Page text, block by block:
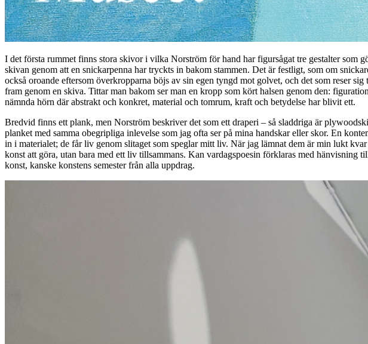
I det första rummet finns stora skivor i vilka Norström för hand har figursågat tre gestalter som
skivan genom att en snickarpenna har tryckts in bakom stammen. Det är festligt, som om
också oroande eftersom överkropparna böjs av sin egen tyngd mot golvet, och det som reser
fram genom en skiva. Tittar man bakom ser man en kropp som kört halsen genom den:
nämnda hörn där abstrakt och konkret, material och tomrum, kraft och betydelse har blivit ett.
Bredvid finns ett plank, men Norström beskriver det som ett draperi – så sladdriga är
planket med samma obegripliga inlevelse som jag ofta ser på mina handskar eller skor. En
in i materialet; de får liv genom slitaget som speglar mitt liv. När jag lämnat dem är min lukt
konst att göra, utan bara med ett liv tillsammans. Kan vardagspoesin förklaras med
konst, kanske konstens semester från alla uppdrag.